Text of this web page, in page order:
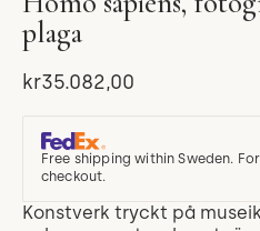
plaga
kr35.082,00
Free shipping within Sweden.
checkout.
Konstverk tryckt på